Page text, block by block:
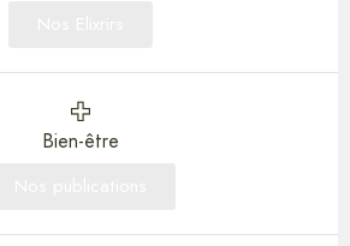
Bien-être